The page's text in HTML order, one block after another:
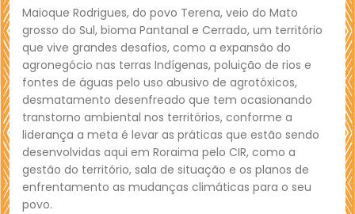
Maioque Rodrigues, do povo Terena, veio do Mato
grosso do Sul, bioma Pantanal e Cerrado, um território
que vive grandes desafios, como a expansão do
agronegócio nas terras Indígenas, poluição de rios e
fontes de águas pelo uso abusivo de agrotóxicos,
desmatamento desenfreado que tem ocasionando
transtorno ambiental nos territórios, conforme a
liderança a meta é levar as práticas que estão sendo
desenvolvidas aqui em Roraima pelo CIR, como a
gestão do território, sala de situação e os planos de
enfrentamento as mudanças climáticas para o seu
povo.